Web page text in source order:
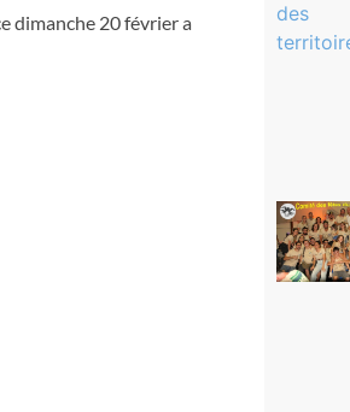
dimanche 20 février a